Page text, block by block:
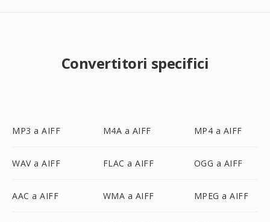
Convertitori specifici
MP3 a AIFF M4A a AIFF MP4 a AIFF
WAV a AIFF FLAC a AIFF OGG a AIFF
AAC a AIFF WMA a AIFF MPEG a AIFF